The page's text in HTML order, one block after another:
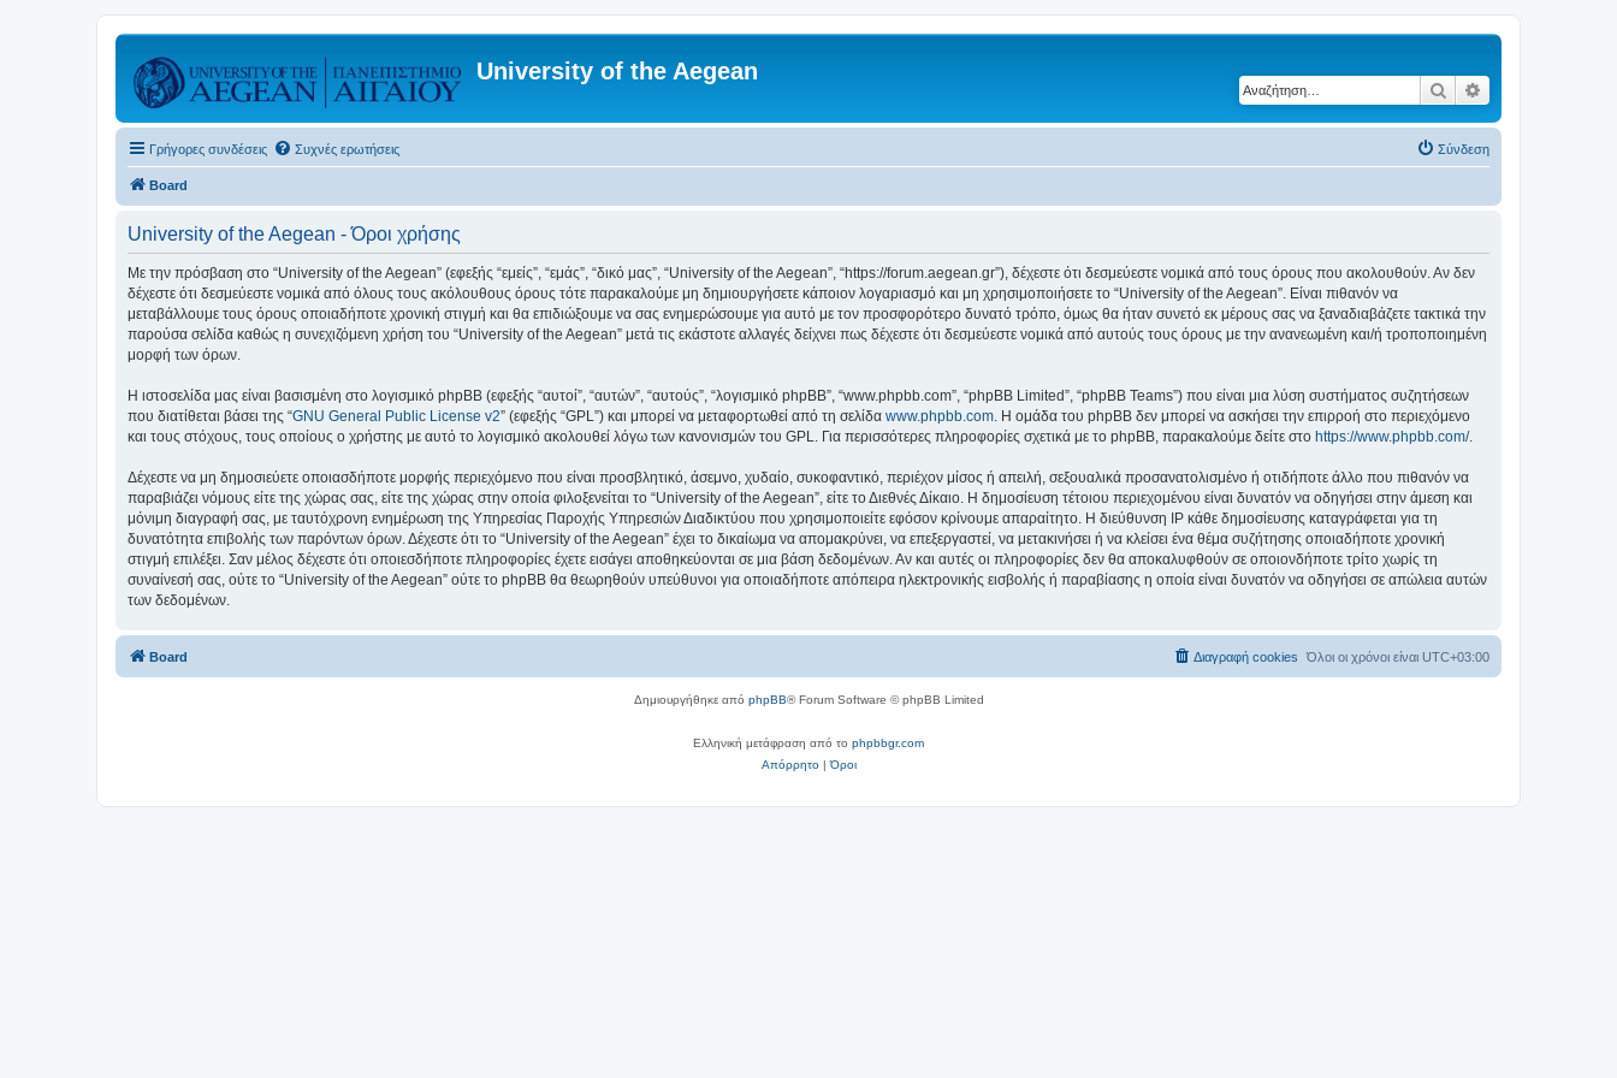
University of the Aegean
Αναζήτηση
Γρήγορες συνδέσεις Συχνές ερωτήσεις Σύνδεση
Board
University of the Aegean - Όροι χρήσης
Με την πρόσβαση στο “University of the Aegean” (εφεξής “εμείς”, “εμάς”, “δικό μας”, “University of the Aegean”, “https://forum.aegean.gr”), δέχεστε ότι δεσμεύεστε νομικά από τους όρους που ακολουθούν. Αν δεν
δέχεστε ότι δεσμεύεστε νομικά από όλους τους ακόλουθους όρους τότε παρακαλούμε μη δημιουργήσετε κάποιον λογαριασμό και μη χρησιμοποιήσετε το “University of the Aegean”. Είναι πιθανόν να
μεταβάλλουμε τους όρους οποιαδήποτε χρονική στιγμή και θα επιδιώξουμε να σας ενημερώσουμε για αυτό με τον προσφορότερο δυνατό τρόπο, όμως θα ήταν συνετό εκ μέρους σας να ξαναδιαβάζετε τακτικά την
παρούσα σελίδα καθώς η συνεχιζόμενη χρήση του “University of the Aegean” μετά τις εκάστοτε αλλαγές δείχνει πως δέχεστε ότι δεσμεύεστε νομικά από αυτούς τους όρους με την ανανεωμένη και/ή τροποποιημένη
μορφή των όρων.
Η ιστοσελίδα μας είναι βασισμένη στο λογισμικό phpBB (εφεξής “αυτοί”, “αυτών”, “αυτούς”, “λογισμικό phpBB”, “www.phpbb.com”, “phpBB Limited”, “phpBB Teams”) που είναι μια λύση συστήματος συζητήσεων
που διατίθεται βάσει της “GNU General Public License v2” (εφεξής “GPL”) και μπορεί να μεταφορτωθεί από τη σελίδα www.phpbb.com. Η ομάδα του phpBB δεν μπορεί να ασκήσει την επιρροή στο περιεχόμενο
και τους στόχους, τους οποίους ο χρήστης με αυτό το λογισμικό ακολουθεί λόγω των κανονισμών του GPL. Για περισσότερες πληροφορίες σχετικά με το phpBB, παρακαλούμε δείτε στο https://www.phpbb.com/.
Δέχεστε να μη δημοσιεύετε οποιασδήποτε μορφής περιεχόμενο που είναι προσβλητικό, άσεμνο, χυδαίο, συκοφαντικό, περιέχον μίσος ή απειλή, σεξουαλικά προσανατολισμένο ή οτιδήποτε άλλο που πιθανόν να
παραβιάζει νόμους είτε της χώρας σας, είτε της χώρας στην οποία φιλοξενείται το “University of the Aegean”, είτε το Διεθνές Δίκαιο. Η δημοσίευση τέτοιου περιεχομένου είναι δυνατόν να οδηγήσει στην άμεση και
μόνιμη διαγραφή σας, με ταυτόχρονη ενημέρωση της Υπηρεσίας Παροχής Υπηρεσιών Διαδικτύου που χρησιμοποιείτε εφόσον κρίνουμε απαραίτητο. Η διεύθυνση IP κάθε δημοσίευσης καταγράφεται για τη
δυνατότητα επιβολής των παρόντων όρων. Δέχεστε ότι το “University of the Aegean” έχει το δικαίωμα να απομακρύνει, να επεξεργαστεί, να μετακινήσει ή να κλείσει ένα θέμα συζήτησης οποιαδήποτε χρονική
στιγμή επιλέξει. Σαν μέλος δέχεστε ότι οποιεσδήποτε πληροφορίες έχετε εισάγει αποθηκεύονται σε μια βάση δεδομένων. Αν και αυτές οι πληροφορίες δεν θα αποκαλυφθούν σε οποιονδήποτε τρίτο χωρίς τη
συναίνεσή σας, ούτε το “University of the Aegean” ούτε το phpBB θα θεωρηθούν υπεύθυνοι για οποιαδήποτε απόπειρα ηλεκτρονικής εισβολής ή παραβίασης η οποία είναι δυνατόν να οδηγήσει σε απώλεια αυτών
των δεδομένων.
Board Όλοι οι χρόνοι είναι UTC+03:00
Διαγραφή cookies
Δημιουργήθηκε από phpBB® Forum Software © phpBB Limited
Ελληνική μετάφραση από το phpbbgr.com
Απόρρητο|Όροι